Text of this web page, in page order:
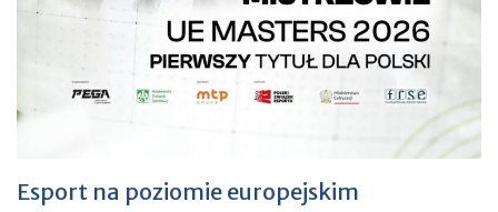
Esport na poziomie europejskim